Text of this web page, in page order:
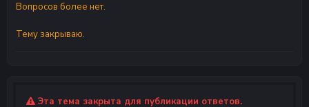
Вопросов более нет.
Тему закрываю.
Эта тема закрыта для публикации ответов.